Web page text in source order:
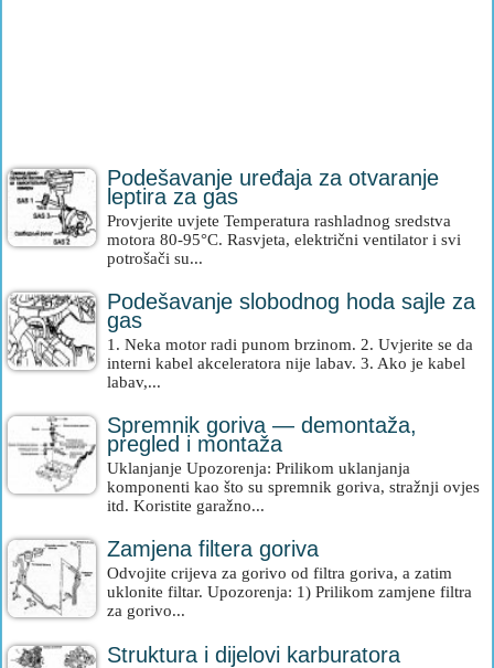
Podešavanje uređaja za otvaranje
leptira za gas
Provjerite uvjete Temperatura rashladnog sredstva
motora 80-95°C. Rasvjeta, električni ventilator i svi
potrošači su...
Podešavanje slobodnog hoda sajle za
gas
1. Neka motor radi punom brzinom. 2. Uvjerite se da
interni kabel akceleratora nije labav. 3. Ako je kabel
labav,...
Spremnik goriva — demontaža,
pregled i montaža
Uklanjanje Upozorenja: Prilikom uklanjanja
komponenti kao što su spremnik goriva, stražnji ovjes
itd. Koristite garažno...
Zamjena filtera goriva
Odvojite crijeva za gorivo od filtra goriva, a zatim
uklonite filtar. Upozorenja: 1) Prilikom zamjene filtra
za gorivo...
Struktura i dijelovi karburatora